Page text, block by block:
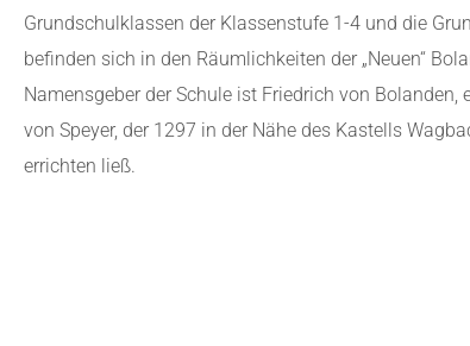
Grundschulklassen der Klassenstufe 1-4 und die
befinden sich in den Räumlichkeiten der „Neuen“
Namensgeber der Schule ist Friedrich von Bolanden,
von Speyer, der 1297 in der Nähe des Kastells
errichten ließ.